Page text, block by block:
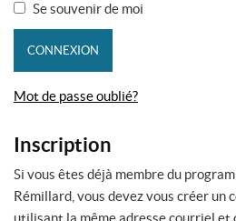
Se souvenir de moi
CONNEXION
Mot de passe oublié?
Inscription
Si vous êtes déjà membre du
Rémillard, vous devez vous créer un
utilisant la même adresse courriel et